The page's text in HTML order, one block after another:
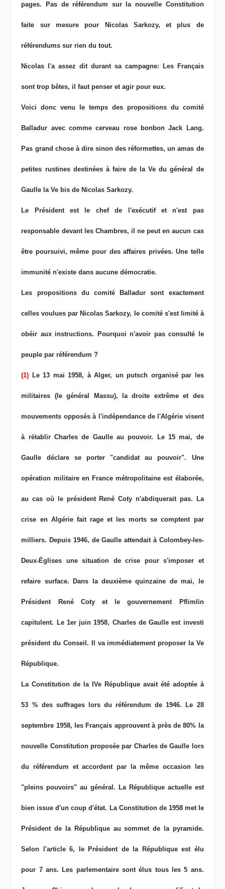
pages. Pas de référendum sur la nouvelle Constitution
faite sur mesure pour Nicolas Sarkozy, et plus de
référendums sur rien du tout.
Nicolas l'a assez dit durant sa campagne: Les Français
sont trop bêtes, il faut penser et agir pour eux.
Voici donc venu le temps des propositions du comité
Balladur avec comme cerveau rose bonbon Jack Lang.
Pas grand chose à dire sinon des réformettes, un amas de
petites rustines destinées à faire de la Ve du général de
Gaulle la Ve bis de Nicolas Sarkozy.
Le Président est le chef de l'exécutif et n'est pas
responsable devant les Chambres, il ne peut en aucun cas
être poursuivi, même pour des affaires privées. Une telle
immunité n'existe dans aucune démocratie.
Les propositions du comité Balladur sont exactement
celles voulues par Nicolas Sarkozy, le comité s'est limité à
obéir aux instructions. Pourquoi n'avoir pas consulté le
peuple par référendum ?
(1) Le 13 mai 1958, à Alger, un putsch organisé par les
militaires (le général Massu), la droite extrême et des
mouvements opposés à l'indépendance de l'Algérie visent
à rétablir Charles de Gaulle au pouvoir. Le 15 mai, de
Gaulle déclare se porter "candidat au pouvoir". Une
opération militaire en France métropolitaine est élaborée,
au cas où le président René Coty n'abdiquerait pas. La
crise en Algérie fait rage et les morts se comptent par
milliers. Depuis 1946, de Gaulle attendait à Colombey-les-
Deux-Églises une situation de crise pour s'imposer et
refaire surface. Dans la deuxième quinzaine de mai, le
Président René Coty et le gouvernement Pflimlin
capitulent. Le 1er juin 1958, Charles de Gaulle est investi
président du Conseil. Il va immédiatement proposer la Ve
République.
La Constitution de la IVe République avait été adoptée à
53 % des suffrages lors du référendum de 1946. Le 28
septembre 1958, les Français approuvent à près de 80% la
nouvelle Constitution proposée par Charles de Gaulle lors
du référendum et accordent par la même occasion les
"pleins pouvoirs" au général. La République actuelle est
bien issue d'un coup d'état. La Constitution de 1958 met le
Président de la République au sommet de la pyramide.
Selon l'article 6, le Président de la République est élu
pour 7 ans. Les parlementaire sont élus tous les 5 ans.